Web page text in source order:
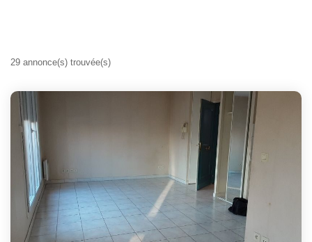
29 annonce(s) trouvée(s)